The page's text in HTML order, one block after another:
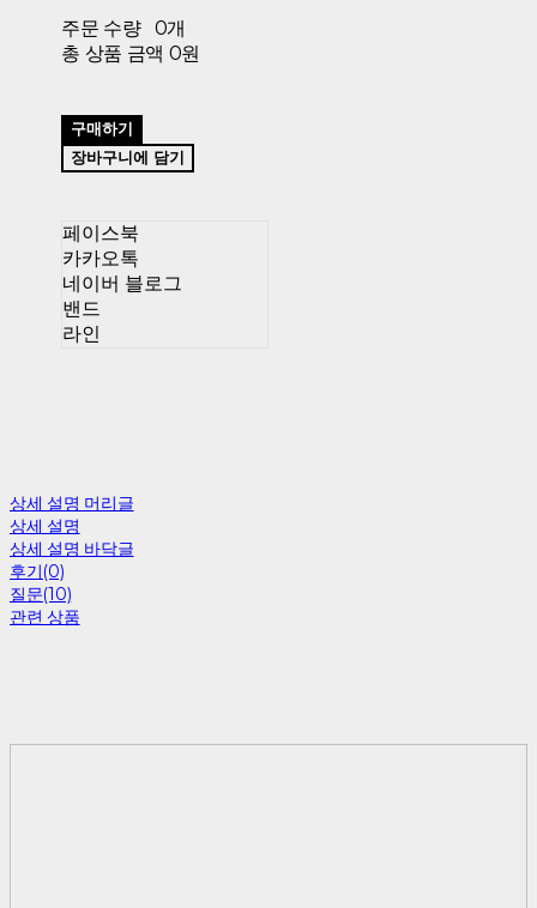
주문 수량
0개
총 상품 금액 0원
구매하기
장바구니에 담기
페이스북
카카오톡
네이버 블로그
밴드
라인
상세 설명 머리글
상세 설명
상세 설명 바닥글
후기(0)
질문(10)
관련 상품